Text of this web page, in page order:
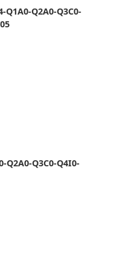
Q1A0-Q2A0-Q3C0-
Q2A0-Q3C0-Q4I0-